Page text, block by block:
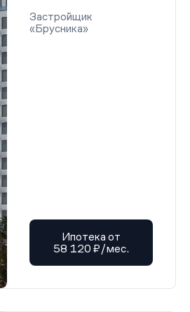
Застройщик
«Брусника»
Ипотека от
58 120 ₽/мес.